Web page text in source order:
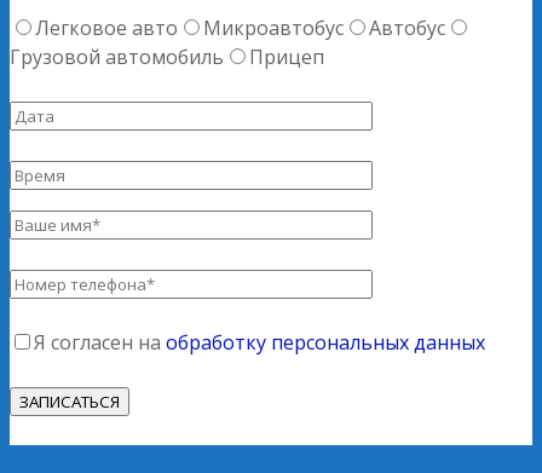
Легковое авто Микроавтобус
Автобус
Грузовой автомобиль
Прицеп
Я согласен на обработку персональных данных